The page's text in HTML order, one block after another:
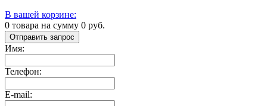
В вашей корзине:
0 товара на сумму 0 руб.
Отправить запрос
Имя:
Телефон:
E-mail: